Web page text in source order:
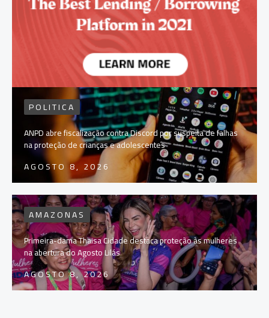
POLITICA
ANPD abre fiscalização contra Discord por suspeita de falhas
na proteção de crianças e adolescentes
AGOSTO 8, 2026
AMAZONAS
Primeira-dama Thaisa Cidade destaca proteção às mulheres
na abertura do Agosto Lilás
AGOSTO 8, 2026